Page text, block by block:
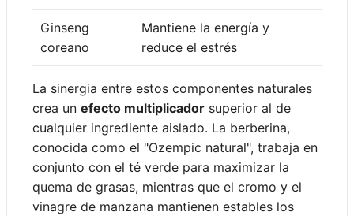
Ginseng
coreano
Mantiene la energía y
reduce el estrés
La sinergia entre estos componentes naturales
crea un efecto multiplicador superior al de
cualquier ingrediente aislado. La berberina,
conocida como el "Ozempic natural", trabaja en
conjunto con el té verde para maximizar la
quema de grasas, mientras que el cromo y el
vinagre de manzana mantienen estables los